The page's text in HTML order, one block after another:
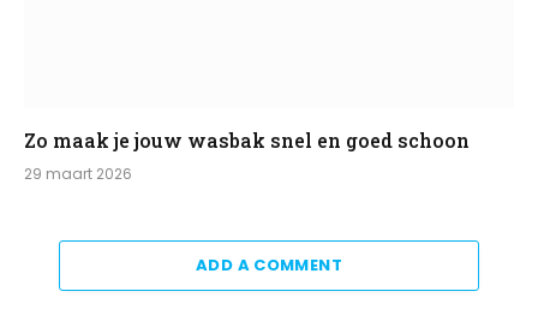
Zo maak je jouw wasbak snel en goed schoon
29 maart 2026
ADD A COMMENT